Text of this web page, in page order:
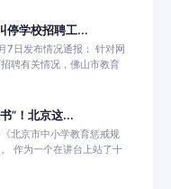
停学校招聘工...
7日发布情况通报： 针对网
聘有关情况，佛山市教育
”！北京这...
北京市中小学教育惩戒规
作为一个在讲台上站了十